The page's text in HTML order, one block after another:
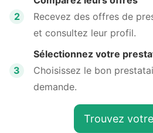
2
Recevez des offres de
et consultez leur profil.
3
Sélectionnez votre
Choisissez le bon
demande.
Trouvez